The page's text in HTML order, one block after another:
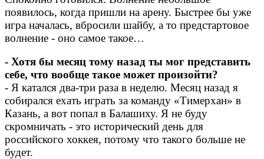
появилось, когда пришли на арену. Быстрее бы уже
игра началась, вбросили шайбу, а то предстартовое
волнение - оно самое такое…
- Хотя бы месяц тому назад ты мог представить
себе, что вообще такое может произойти?
- Я катался два-три раза в неделю. Месяц назад я
собирался ехать играть за команду «Тимерхан» в
Казань, а вот попал в Балашиху. Я не буду
скромничать - это исторический день для
российского хоккея, потому что такого больше не
будет.